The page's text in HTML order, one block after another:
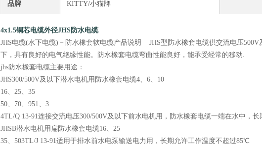
品牌 KITTY/小猫牌
4x1.5铜芯电缆外径JHS防水电缆
JHS电缆(水下电缆)－防水橡套软电缆产品说明 JHS型防水橡套电缆供交流电压
下，具有良好的电气绝缘性能。防水橡套电缆弯曲性能良好，能承受经常的移
jhs防水橡套电缆主要用途：
JHS300/500V及以下潜水电机用防水橡套电缆4、6、10
16、25、35
50、70、951、3
4TL/Q 13-91连接交流电压300/500V及以下前水电机用，防水橡套电缆一端在水中，
JHSB潜水电机用扁防水橡套电缆16、25
35、503TL/J 13-91适用于排水前水电泵输送电力用，长期允许工作温度不超过85℃